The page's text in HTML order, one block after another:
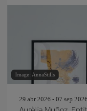
Image: AnnaStills
29 abr 2026 - 07 sep 2026